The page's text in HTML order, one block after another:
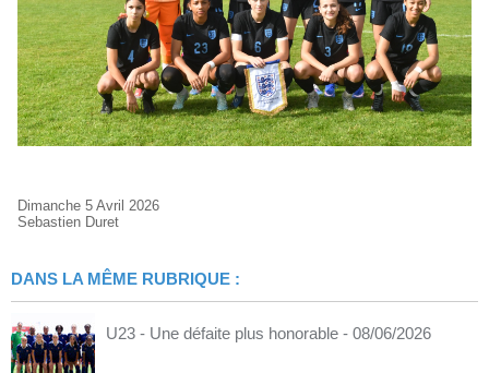
Dimanche 5 Avril 2026
Sebastien Duret
DANS LA MÊME RUBRIQUE :
U23 - Une défaite plus honorable - 08/06/2026